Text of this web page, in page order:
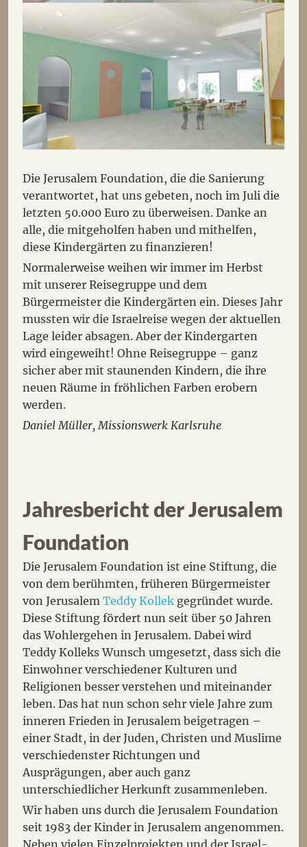
Die Jerusalem Foundation, die die Sanierung
verantwortet, hat uns gebeten, noch im Juli die
letzten 50.000 Euro zu überweisen. Danke an
alle, die mitgeholfen haben und mithelfen,
diese Kindergärten zu finanzieren!
Normalerweise weihen wir immer im Herbst
mit unserer Reisegruppe und dem
Bürgermeister die Kindergärten ein. Dieses Jahr
mussten wir die Israelreise wegen der aktuellen
Lage leider absagen. Aber der Kindergarten
wird eingeweiht! Ohne Reisegruppe – ganz
sicher aber mit staunenden Kindern, die ihre
neuen Räume in fröhlichen Farben erobern
werden.
Daniel Müller, Missionswerk Karlsruhe
Jahresbericht der Jerusalem
Foundation
Die Jerusalem Foundation ist eine Stiftung, die
von dem berühmten, früheren Bürgermeister
von JerusalemTeddy Kollek gegründet wurde.
Diese Stiftung fördert nun seit über 50 Jahren
das Wohlergehen in Jerusalem. Dabei wird
Teddy Kolleks Wunsch umgesetzt, dass sich die
Einwohner verschiedener Kulturen und
Religionen besser verstehen und miteinander
leben. Das hat nun schon sehr viele Jahre zum
inneren Frieden in Jerusalem beigetragen –
einer Stadt, in der Juden, Christen und Muslime
verschiedenster Richtungen und
Ausprägungen, aber auch ganz
unterschiedlicher Herkunft zusammenleben.
Wir haben uns durch die Jerusalem Foundation
seit 1983 der Kinder in Jerusalem angenommen.
Neben vielen Einzelprojekten und der Israel-